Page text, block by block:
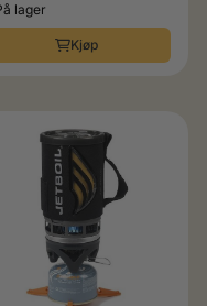
lager
Kjøp